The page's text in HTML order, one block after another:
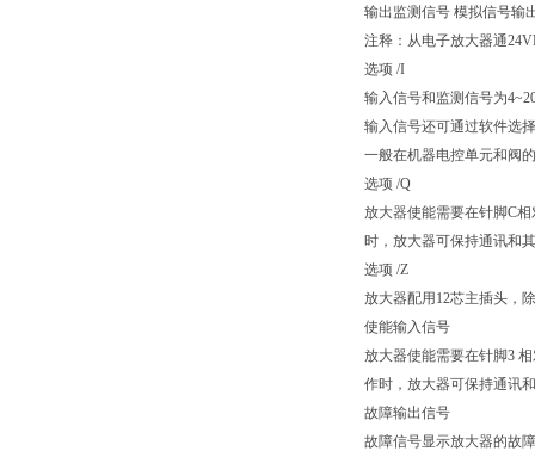
输出监测信号 模拟信号输
注释：从电子放大器通
选项 /I
输入信号和监测信号为
输入信号还可通过软件选
一般在机器电控单元和阀
选项 /Q
放大器使能需要在针脚C
时，放大器可保持通讯和
选项 /Z
放大器配用12芯主插头，
使能输入信号
放大器使能需要在针脚3
作时，放大器可保持通讯
故障输出信号
故障信号显示放大器的故